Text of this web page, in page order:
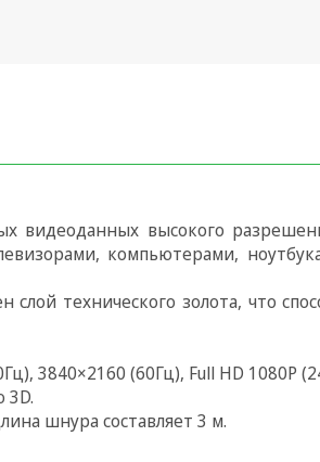
видеоданных высокого
компьютерами,
технического золота, что
3840×2160 (60Гц), Full HD 1080P
3D.
шнура составляет 3 м.